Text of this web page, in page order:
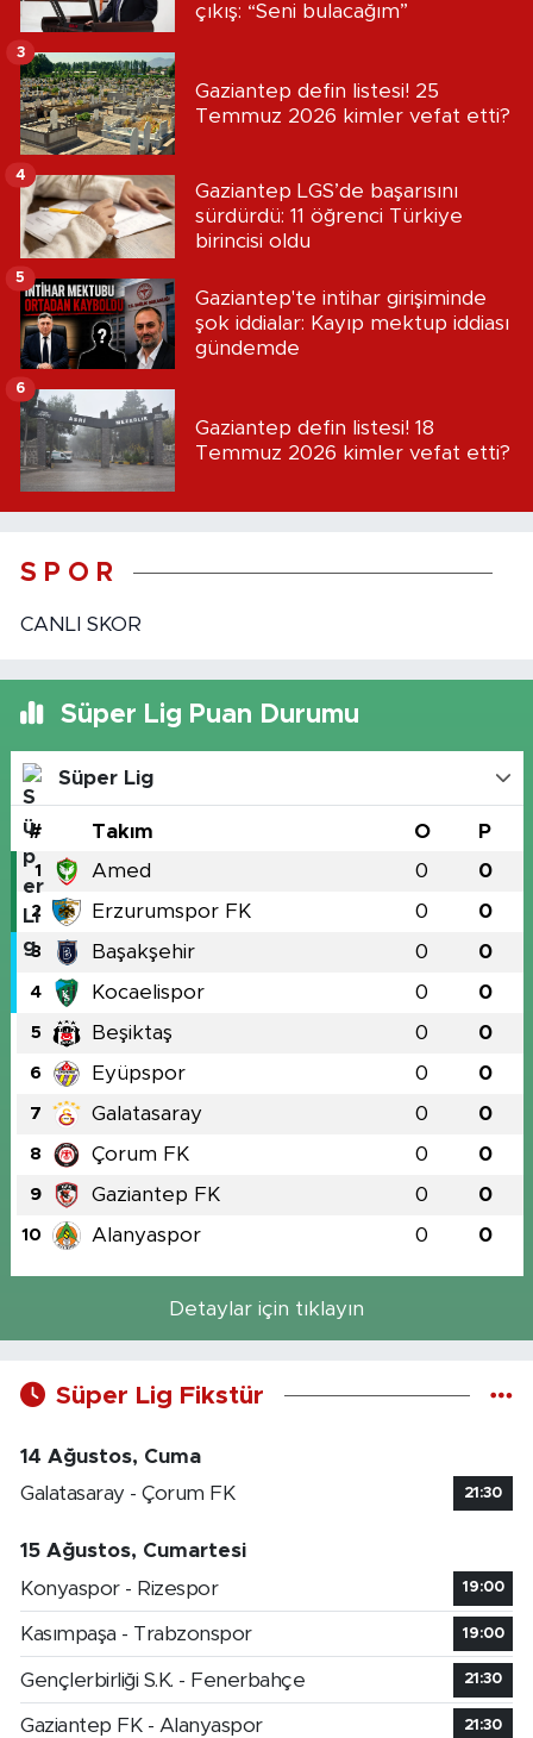
çıkış: “Seni bulacağım”
Gaziantep defin listesi! 25
Temmuz 2026 kimler vefat etti?
3
Gaziantep LGS’de başarısını
sürdürdü: 11 öğrenci Türkiye
birincisi oldu
4
Gaziantep'te intihar girişiminde
şok iddialar: Kayıp mektup iddiası
gündemde
5
Gaziantep defin listesi! 18
Temmuz 2026 kimler vefat etti?
6
S P O R
CANLI SKOR
Süper Lig Puan Durumu
Süper Lig
# Takım O P
1 Amed 0 0
2 Erzurumspor FK 0 0
3 Başakşehir 0 0
4 Kocaelispor 0 0
5 Beşiktaş 0 0
6 Eyüpspor 0 0
7 Galatasaray 0 0
8 Çorum FK 0 0
9 Gaziantep FK 0 0
10 Alanyaspor 0 0
Detaylar için tıklayın
Süper Lig Fikstür
14 Ağustos, Cuma
Galatasaray - Çorum FK
21:30
15 Ağustos, Cumartesi
Konyaspor - Rizespor
19:00
Kasımpaşa - Trabzonspor 19:00
Gençlerbirliği S.K. - Fenerbahçe 21:30
Gaziantep FK - Alanyaspor 21:30